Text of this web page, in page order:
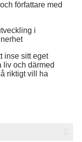
författare med
i
inse sitt eget
liv och därmed
riktigt vill ha